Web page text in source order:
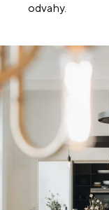
odvahy.